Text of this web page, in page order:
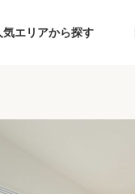
気エリアから探す